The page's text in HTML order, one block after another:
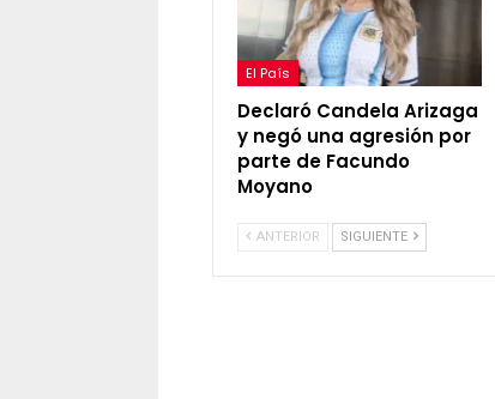
El País
Declaró Candela Arizaga
y negó una agresión por
parte de Facundo
Moyano
ANTERIOR SIGUIENTE